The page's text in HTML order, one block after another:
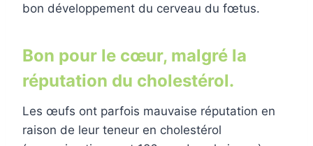
bon développement du cerveau du fœtus.
Bon pour le cœur, malgré la
réputation du cholestérol.
Les œufs ont parfois mauvaise réputation en
raison de leur teneur en cholestérol